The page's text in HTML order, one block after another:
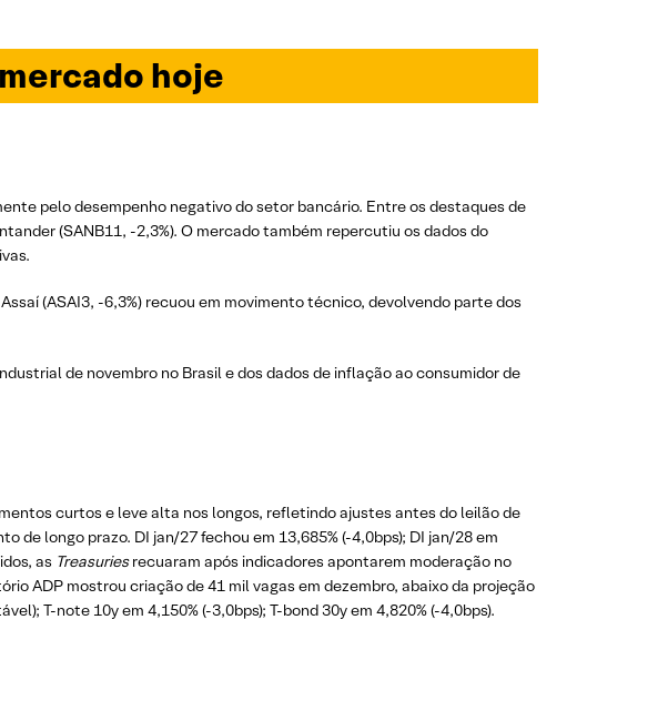
hoje
pelo desempenho negativo do setor bancário. Entre os destaques de
(SANB11, -2,3%). O mercado também repercutiu os dados do
(ASAI3, -6,3%) recuou em movimento técnico, devolvendo parte dos
de novembro no Brasil e dos dados de inflação ao consumidor de
curtos e leve alta nos longos, refletindo ajustes antes do leilão de
longo prazo. DI jan/27 fechou em 13,685% (-4,0bps); DI jan/28 em
as Treasuriesrecuaram após indicadores apontarem moderação no
ADP mostrou criação de 41 mil vagas em dezembro, abaixo da projeção
T-note 10y em 4,150% (-3,0bps); T-bond 30y em 4,820% (-4,0bps).